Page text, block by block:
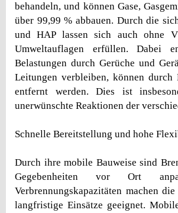
behandeln, und können Gase,
über 99,99 % abbauen. Durch die
und HAP lassen sich auch ohne
Umweltauflagen erfüllen. Dabei
Belastungen durch Gerüche und
Leitungen verbleiben, können
entfernt werden. Dies ist
unerwünschte Reaktionen der
Schnelle Bereitstellung und hohe
Durch ihre mobile Bauweise sind
Gegebenheiten vor Ort
Verbrennungskapazitäten machen
langfristige Einsätze geeignet.